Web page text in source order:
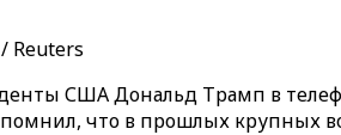
Reuters
США Дональд Трамп в
что в прошлых крупных